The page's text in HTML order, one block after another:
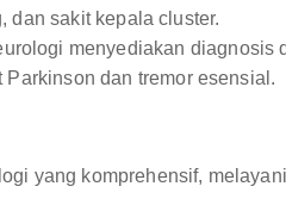
dan sakit kepala cluster.
menyediakan diagnosis
dan tremor esensial.
yang komprehensif,